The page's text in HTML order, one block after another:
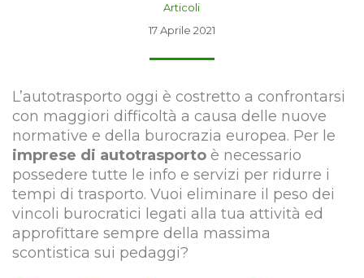
Articoli
17 Aprile 2021
L’autotrasporto oggi è costretto a confrontarsi
con maggiori difficoltà a causa delle nuove
normative e della burocrazia europea. Per le
imprese di autotrasporto è necessario
possedere tutte le info e servizi per ridurre i
tempi di trasporto. Vuoi eliminare il peso dei
vincoli burocratici legati alla tua attività ed
approfittare sempre della massima
scontistica sui pedaggi?